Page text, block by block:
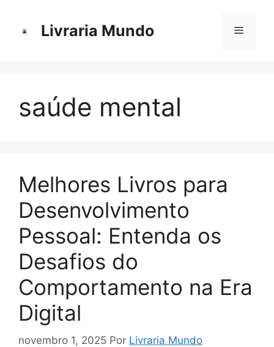
Livraria Mundo Menu
saúde mental
Melhores Livros para
Desenvolvimento
Pessoal: Entenda os
Desafios do
Comportamento na Era
Digital
novembro 1, 2025 Por Livraria Mundo